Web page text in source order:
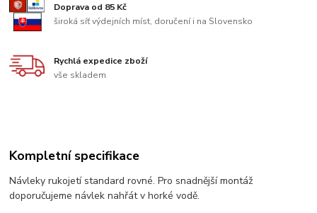
Doprava od 85 Kč
široká síť výdejních míst, doručení i na Slovensko
Rychlá expedice zboží
vše skladem
Kompletní specifikace
Návleky rukojetí standard rovné. Pro snadnější montáž
doporučujeme návlek nahřát v horké vodě.